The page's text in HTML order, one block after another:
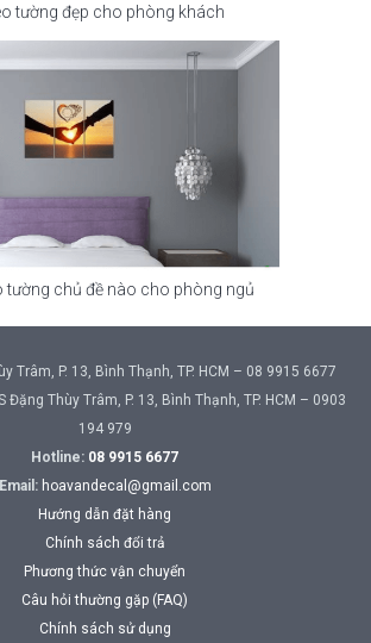
tường đẹp cho phòng khách
tường chủ đề nào cho phòng ngủ
Trâm, P. 13, Bình Thạnh, TP. HCM – 08 9915 6677
Đặng Thùy Trâm, P. 13, Bình Thạnh, TP. HCM – 0903
194 979
Hotline: 08 9915 6677
Email: hoavandecal@gmail.com
Hướng dẫn đặt hàng
Chính sách đổi trả
Phương thức vận chuyển
Câu hỏi thường gặp (FAQ)
Chính sách sử dụng